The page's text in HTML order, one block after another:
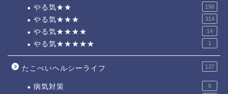
やる気★★ 198
やる気★★★ 314
やる気★★★★ 14
やる気★★★★★ 1
たこべいヘルシーライフ 137
病気対策 5